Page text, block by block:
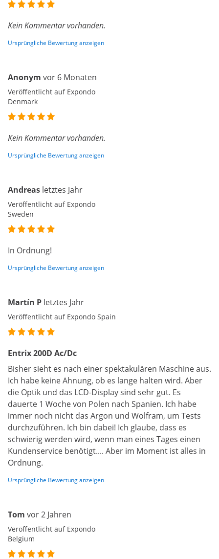
Kein Kommentar vorhanden.
Ursprüngliche Bewertung anzeigen
Anonym vor 6 Monaten
Veröffentlicht auf Expondo
Denmark
Kein Kommentar vorhanden.
Ursprüngliche Bewertung anzeigen
Andreas letztes Jahr
Veröffentlicht auf Expondo
Sweden
In Ordnung!
Ursprüngliche Bewertung anzeigen
Martín P letztes Jahr
Veröffentlicht auf Expondo Spain
Entrix 200D Ac/Dc
Bisher sieht es nach einer spektakulären Maschine aus.
Ich habe keine Ahnung, ob es lange halten wird. Aber
die Optik und das LCD-Display sind sehr gut. Es
dauerte 1 Woche von Polen nach Spanien. Ich habe
immer noch nicht das Argon und Wolfram, um Tests
durchzuführen. Ich bin dabei! Ich glaube, dass es
schwierig werden wird, wenn man eines Tages einen
Kundenservice benötigt.... Aber im Moment ist alles in
Ordnung.
Ursprüngliche Bewertung anzeigen
Tom vor 2 Jahren
Veröffentlicht auf Expondo
Belgium